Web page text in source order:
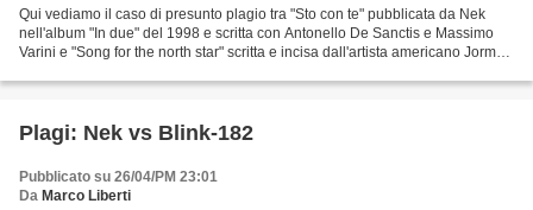
Qui vediamo il caso di presunto plagio tra "Sto con te" pubblicata da Nek
nell'album "In due" del 1998 e scritta con Antonello De Sanctis e Massimo
Varini e "Song for the north star" scritta e incisa dall'artista americano Jorma
Plagi: Nek vs Blink-182
Pubblicato su 26/04/PM 23:01
Da Marco Liberti